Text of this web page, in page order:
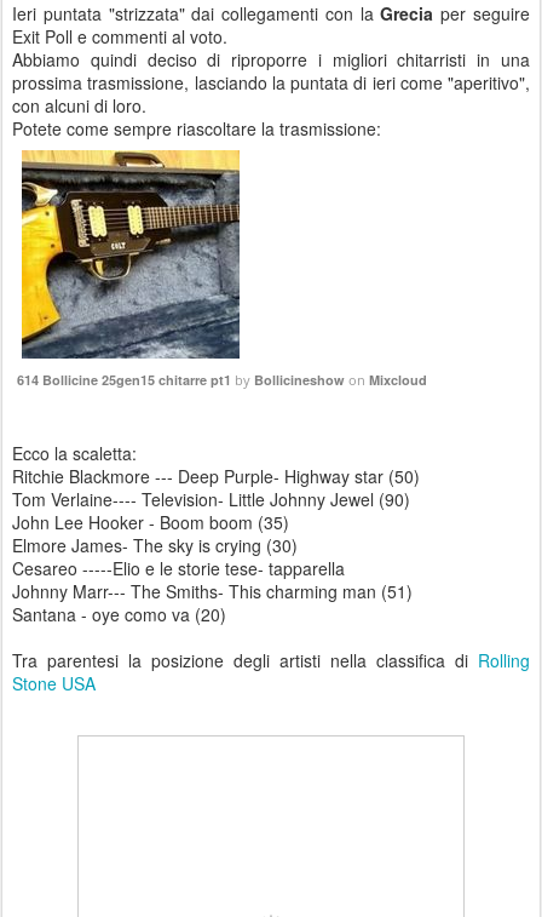
Ieri puntata "strizzata" dai collegamenti con laGrecia per seguire
Exit Poll e commenti al voto.
Abbiamo quindi deciso di riproporre i migliori chitarristi in una
prossima trasmissione, lasciando la puntata di ieri come "aperitivo",
con alcuni di loro.
Potete come sempre riascoltare la trasmissione:
614 Bollicine 25gen15 chitarre pt1 by Bollicineshow on Mixcloud
Ecco la scaletta:
Ritchie Blackmore --- Deep Purple- Highway star (50)
Tom Verlaine---- Television- Little Johnny Jewel (90)
John Lee Hooker - Boom boom (35)
Elmore James- The sky is crying (30)
Cesareo -----Elio e le storie tese- tapparella
Johnny Marr--- The Smiths- This charming man (51)
Santana - oye como va (20)
Tra parentesi la posizione degli artisti nella classifica di Rolling
Stone USA